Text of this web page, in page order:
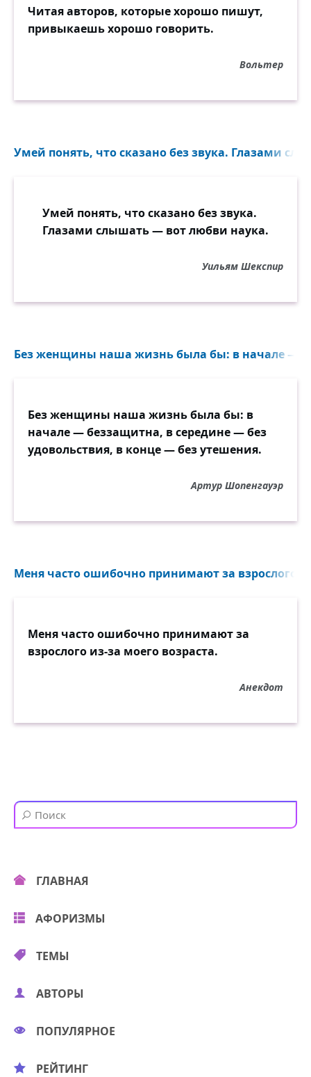
Читая авторов, которые хорошо пишут,
привыкаешь хорошо говорить.
Вольтер
Умей понять, что сказано без звука. Глазами
Умей понять, что сказано без звука.
Глазами слышать — вот любви наука.
Уильям Шекспир
Без женщины наша жизнь была бы: в начале —
Без женщины наша жизнь была бы: в
начале — беззащитна, в середине — без
удовольствия, в конце — без утешения.
Артур Шопенгауэр
Меня часто ошибочно принимают за взрослого
Меня часто ошибочно принимают за
взрослого из-за моего возраста.
Анекдот
ГЛАВНАЯ
АФОРИЗМЫ
ТЕМЫ
АВТОРЫ
ПОПУЛЯРНОЕ
РЕЙТИНГ